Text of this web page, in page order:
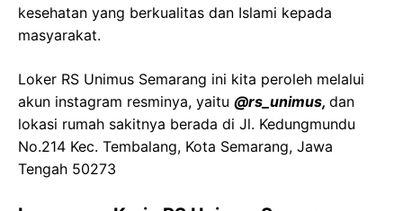
kesehatan yang berkualitas dan Islami kepada
masyarakat.
Loker RS Unimus Semarang ini kita peroleh melalui
akun instagram resminya, yaitu @rs_unimus, dan
lokasi rumah sakitnya berada di Jl. Kedungmundu
No.214 Kec. Tembalang, Kota Semarang, Jawa
Tengah 50273